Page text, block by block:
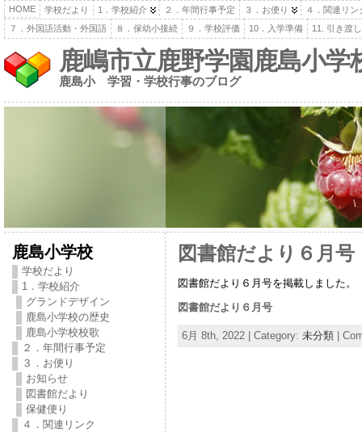
HOME 学校だより 1．学校紹介 ２．年間行事予定 ３．お便り
４．関連リン
７．外国語活動・外国語
８．保幼小接続 ９．学校評価 10．入学準備 11. 引き渡
鹿嶋市立鹿野学園鹿島小学
鹿島小 学習・学校行事のブログ
鹿島小学校
学校だより
1．学校紹介
グランドデザイン
鹿島小学校の歴史
鹿島小学校校歌
２．年間行事予定
３．お便り
お知らせ
図書館だより
保健便り
４．関連リンク
図書館だより６月号
図書館だより６月号を掲載しました。
図書館だより６月号
6月 8th, 2022 | Category: 未分類|